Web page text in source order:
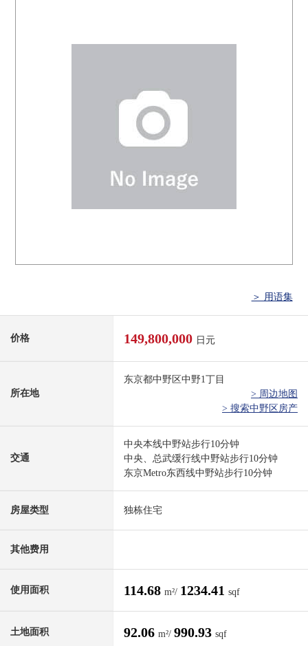
＞ 用语集
价格 149,800,000 日元
所在地
东京都中野区中野1丁目
> 周边地图
> 搜索中野区房产
交通
中央本线中野站步行10分钟
中央、总武缓行线中野站步行10分钟
东京Metro东西线中野站步行10分钟
房屋类型 独栋住宅
其他费用
使用面积 114.68 m²/ 1234.41 sqf
土地面积 92.06 m²/ 990.93 sqf